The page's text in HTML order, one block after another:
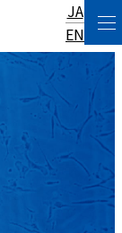
EN
JA